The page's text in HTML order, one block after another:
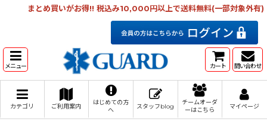
まとめ買いがお得!! 税込み10,000円以上で送料無料(一部対象外有)
メニュー カート 問い合わせ
カテゴリ ご利用案内
はじめての方
へ
スタッフblog
チームオーダ
ーはこちら
マイページ